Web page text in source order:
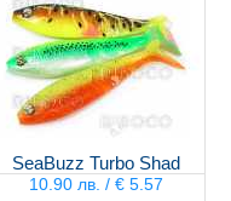
SeaBuzz Turbo Shad
10.90 лв. / € 5.57